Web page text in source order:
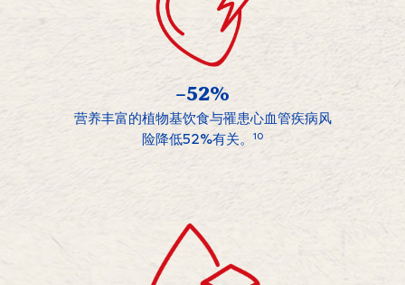
-52%
营养丰富的植物基饮食与罹患心血管疾病风
险降低52%有关。
10